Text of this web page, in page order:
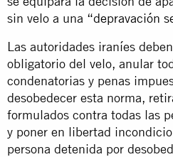
sin velo a una “depravación
Las autoridades iraníes
obligatorio del velo, anular
condenatorias y penas
desobedecer esta norma,
formulados contra todas las
y poner en libertad
persona detenida por